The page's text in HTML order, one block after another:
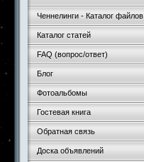
Ченнелинги - Каталог файлов
Каталог статей
FAQ (вопрос/ответ)
Блог
Фотоальбомы
Гостевая книга
Обратная связь
Доска объявлений